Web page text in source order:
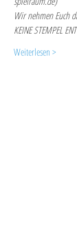
Wir nehmen Euch
KEINE STEMPEL
Weiterlesen >